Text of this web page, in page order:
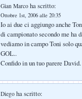
Gian Marco ha scritto:
Ottobre 1st, 2006 alle 20:35
Io ai due ci aggiungo anche
di campionato secondo me ha
vediamo in campo Toni solo
GOL..
Confido in un tuo parere David.
Diego ha scritto: